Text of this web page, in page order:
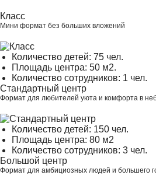
Класс
Мини формат без больших вложений
Количество детей: 75 чел.
Площадь центра: 50 м2.
Количество сотрудников: 1 чел.
Стандартный центр
Формат для любителей уюта и комфорта в
Количество детей: 150 чел.
Площадь центра: 80 м2
Количество сотрудников: 3 чел.
Большой центр
Формат для амбициозных людей и большего